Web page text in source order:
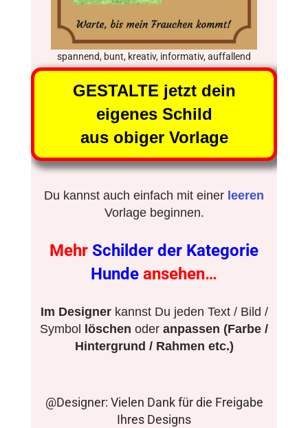
spannend, bunt, kreativ, informativ, auffallend
GESTALTE jetzt dein
eigenes Schild
aus obiger Vorlage
Du kannst auch einfach mit einer leeren
Vorlage beginnen.
Mehr Schilder der Kategorie
Hunde ansehen…
Im Designerkannst Du jeden Text / Bild /
Symbol
löschen oder anpassen (Farbe /
Hintergrund / Rahmen etc.)
@Designer: Vielen Dank für die Freigabe
Ihres Designs